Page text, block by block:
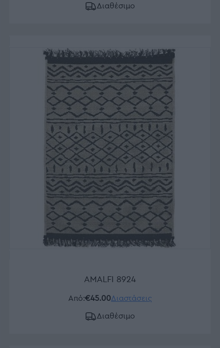
Διαθέσιμο
AMALFI 8924
Από:€45.00Διαστάσεις
Διαθέσιμο